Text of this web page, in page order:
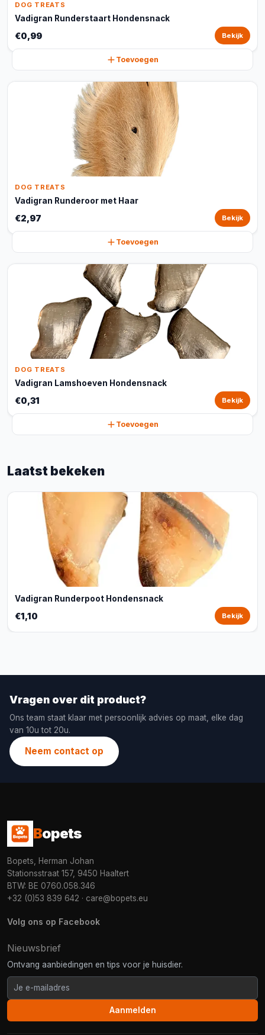
DOG TREATS
Vadigran Runderstaart Hondensnack
€0,99 Bekijk
Toevoegen
DOG TREATS
Vadigran Runderoor met Haar
€2,97 Bekijk
Toevoegen
DOG TREATS
Vadigran Lamshoeven Hondensnack
€0,31 Bekijk
Toevoegen
Laatst bekeken
Vadigran Runderpoot Hondensnack
€1,10 Bekijk
Vragen over dit product?
Ons team staat klaar met persoonlijk advies op maat, elke dag
van 10u tot 20u.
Neem contact op
Bopets
Bopets, Herman Johan
Stationsstraat 157, 9450 Haaltert
BTW: BE 0760.058.346
+32 (0)53 839 642 · care@bopets.eu
Volg ons op Facebook
Nieuwsbrief
Ontvang aanbiedingen en tips voor je huisdier.
Aanmelden